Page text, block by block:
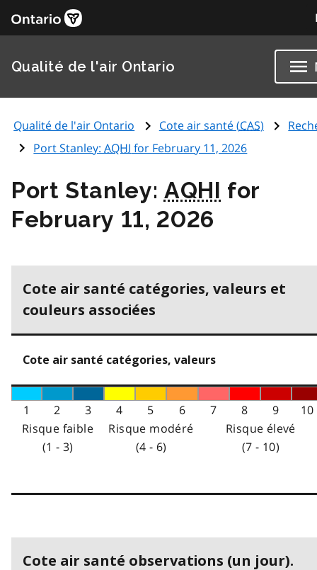
Qualité de l'air Ontario
Qualité de l'air Ontario Cote air santé (CAS)
Port Stanley:AQHI for February 11, 2026
Port Stanley: AQHI for
February 11, 2026
Cote air santé catégories, valeurs et
couleurs associées
Cote air santé catégories, valeurs
1 2 3 4 5 6 7 8 9
10
Risque faible
(1 - 3)
Risque modéré
(4 - 6)
Risque élevé
(7 - 10)
Cote air santé observations (un jour).